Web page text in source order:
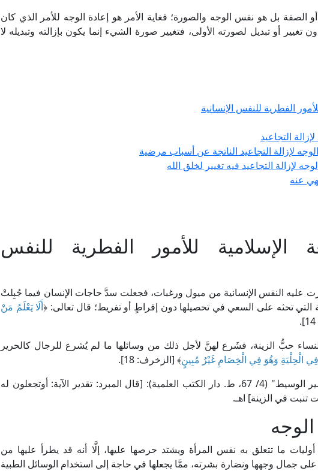
الصفة بل هو نفس الوجه والصورة؛ فغاية الأمر هو إعادة الوجه للأمر الذي كان
أو تبديل لصورته الأولى، فتغيير صورة الشيء إنما يكون بإزالته وتبديله لا
الفطرية للنفس الإنسانية
التجاعيد
لإزالة التجاعيد الناتجة عن أسباب مرضية
لإزالة التجاعيد فيه تغيير لخلق الله
عنه
الإسلامية للأمور الفطرية للنفس
عليه النفس الإنسانية من ميول ورغبات، فجعلت سدَّ حاجات الإنسان فيما جُبِلتْ
تحثه على السعي في تحصيلها دون إفراطٍ أو تفريط؛ قال تعالى: ﴿أَلَا يَعْلَمُ مَنْ
حبُّ الزينة، فشَرع لهنَّ لأجل ذلك من وسائلها ما لم يُشرع للرجال كالحرير
الْحِلْيَةِ وَهُوَ فِي الْخِصَامِ غَيْرُ مُبِينٍ﴾ [الزخرف: 18].
قال العلامة الواحدي في "التفسير الوسيط" (4/ 67، ط. دار الكتب العلمية): [قال المبرد: تقدير الآية: أوتجعلون له
تنبت في الزينة] اهـ.
ما تتعلق به نفس المرأة ويشتد حرصها عليها، إلَّا أنه قد يطرأ عليها من
على جمال وجهها ونضارة بشرته، ممَّا يجعلها في حاجة إلى استخدام الوسائل الطبية